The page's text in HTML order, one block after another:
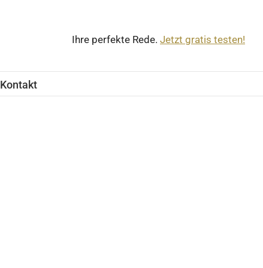
Ihre perfekte Rede. Jetzt gratis testen!
Kontakt